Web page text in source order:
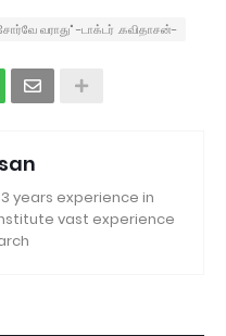
வராது" -டாக்டர் .கவிதாசன்-
years experience in
vast experience